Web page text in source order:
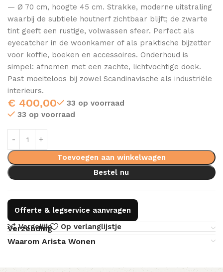
— Ø 70 cm, hoogte 45 cm. Strakke, moderne uitstraling
waarbij de subtiele houtnerf zichtbaar blijft; de zwarte
tint geeft een rustige, volwassen sfeer. Perfect als
eyecatcher in de woonkamer of als praktische bijzetter
voor koffie, boeken en accessoires. Onderhoud is
simpel: afnemen met een zachte, lichtvochtige doek.
Past moeiteloos bij zowel Scandinavische als industriële
interieurs.
€ 400,00
33 op voorraad
33 op voorraad
Toevoegen aan winkelwagen
Bestel nu
Offerte & legservice aanvragen
Vergelijk
Op verlanglijstje
Verzending
Waarom Arista Wonen